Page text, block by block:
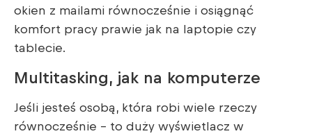
okien z mailami równocześnie i osiągnąć
komfort pracy prawie jak na laptopie czy
tablecie.
Multitasking, jak na komputerze
Jeśli jesteś osobą, która robi wiele rzeczy
równocześnie – to duży wyświetlacz w